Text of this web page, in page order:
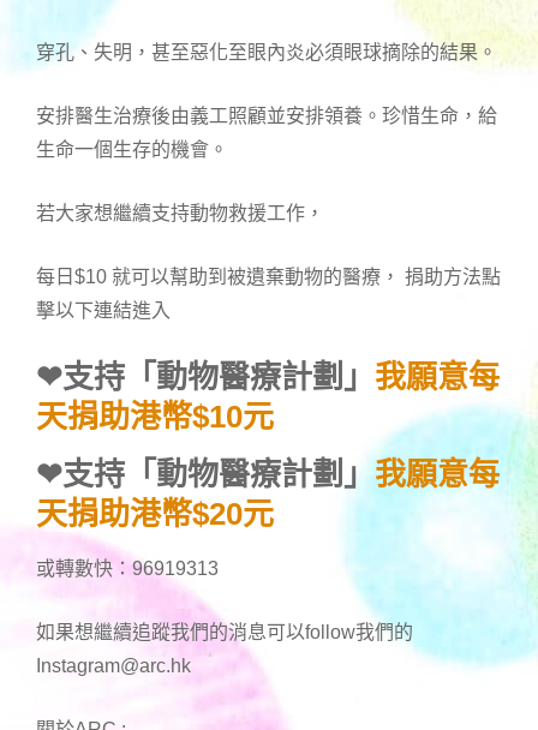
穿孔、失明，甚至惡化至眼內炎必須眼球摘除的結果。
安排醫生治療後由義工照顧並安排領養。珍惜生命，給
生命一個生存的機會。
若大家想繼續支持動物救援工作，
每日$10 就可以幫助到被遺棄動物的醫療， 捐助方法點
擊以下連結進入
❤支持「動物醫療計劃」 我願意每
天捐助港幣$10元
❤支持「動物醫療計劃」 我願意每
天捐助港幣$20元
或轉數快：96919313
如果想繼續追蹤我們的消息可以follow我們的
Instagram@arc.hk